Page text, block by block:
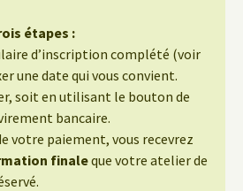
étapes :
d’inscription complété (voir
une date qui vous convient.
soit en utilisant le bouton de
bancaire.
votre paiement, vous recevrez
finaleque votre atelier de